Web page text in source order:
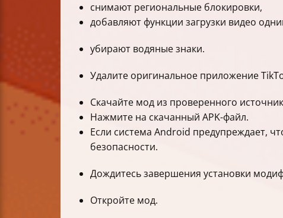
снимают региональные блокировки,
добавляют функции загрузки видео
убирают водяные знаки.
Удалите оригинальное приложение
Скачайте мод из проверенного
Нажмите на скачанный APK-файл.
Если система Android предупреждает,
безопасности.
Дождитесь завершения установки
Откройте мод.